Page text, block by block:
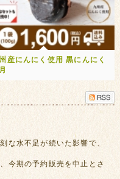
産にんにく使用 黒にんにく
な水不足が続いた影響で、
今期の予約販売を中止とさ